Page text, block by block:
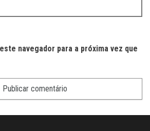
navegador para a próxima vez que